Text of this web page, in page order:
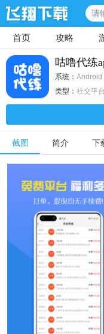
首页 攻略
咕噜代练
系统： Android
类型： 社交平台
截图 简介 下